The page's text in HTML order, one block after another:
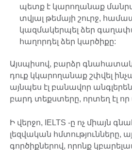
պետք է կարողանաք
տվյալ թեմայի շուրջ,
կազմակերպել ձեր
հաղորդել ձեր կարծիքը:
Այսպիսով, բարձր
դուք կկարողանաք շփվել
այնպես էլ բանավոր
բարդ տեքստերը, որտեղ էլ
Ի վերջո, IELTS -ը ոչ միայն
լեզվական հմտությունները,
գործիքներով, որոնք